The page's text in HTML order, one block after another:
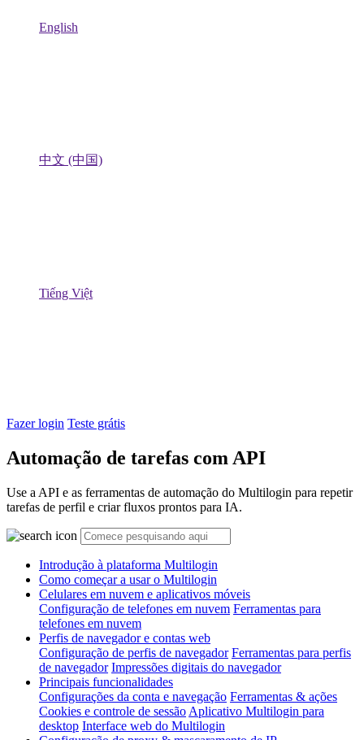
English
中文 (中国)
Tiếng Việt
Fazer login Teste grátis
Automação de tarefas com API
Use a API e as ferramentas de automação do Multilogin para repetir
tarefas de perfil e criar fluxos prontos para IA.
Introdução à plataforma Multilogin
Como começar a usar o Multilogin
Celulares em nuvem e aplicativos móveis
Configuração de telefones em nuvem Ferramentas para
telefones em nuvem
Perfis de navegador e contas web
Configuração de perfis de navegador Ferramentas para perfis
de navegador Impressões digitais do navegador
Principais funcionalidades
Configurações da conta e navegação Ferramentas & ações
Cookies e controle de sessão Aplicativo Multilogin para
desktop Interface web do Multilogin